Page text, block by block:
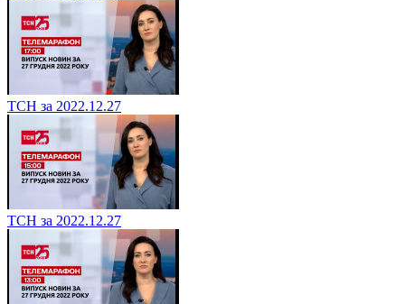
ТСН за 2022.12.27
ТСН за 2022.12.27